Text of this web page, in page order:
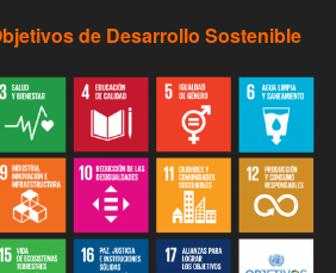
de Desarrollo Sostenible